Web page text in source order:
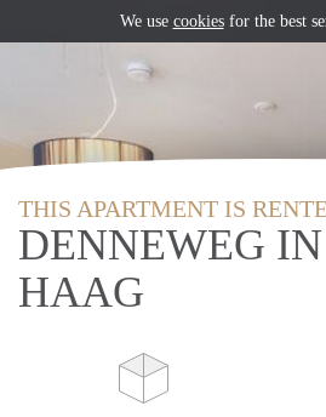
THIS APARTMENT IS
DENNEWEG
HAAG
We use cookiesfor the best